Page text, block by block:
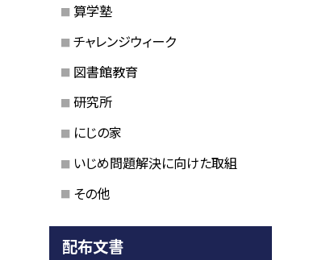
算学塾
チャレンジウィーク
図書館教育
研究所
にじの家
いじめ問題解決に向けた取組
その他
配布文書